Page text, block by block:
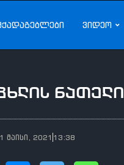
ვიდეო
ნათელი
მაისი, 2021 13:38